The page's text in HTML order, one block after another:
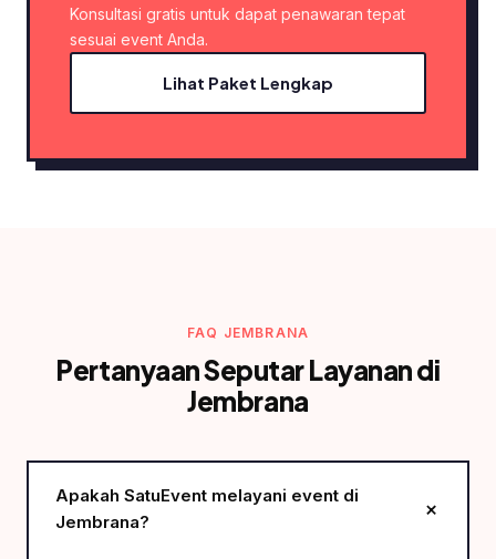
Konsultasi gratis untuk dapat penawaran tepat
sesuai event Anda.
Lihat Paket Lengkap
FAQ JEMBRANA
Pertanyaan Seputar Layanan di
Jembrana
Apakah SatuEvent melayani event di
Jembrana?